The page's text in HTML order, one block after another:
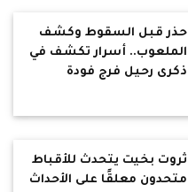
حذر قبل السقوط وكشف
الملعوب.. أسرار تكشف في
ذكرى رحيل فرج فودة
ثروت بخيت يتحدث للأقباط
متحدون معلقًا على الأحداث